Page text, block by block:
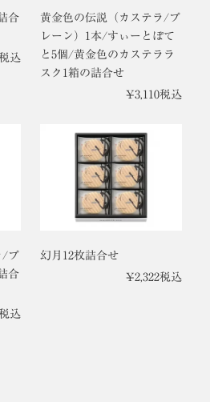
合
込
黄金色の伝説（カステラ/プ
レーン）1本/すぃーとぽて
と5個/黄金色のカステララ
スク1箱の詰合せ
¥3,110税込
/プ
合
込
幻月12枚詰合せ
¥2,322税込